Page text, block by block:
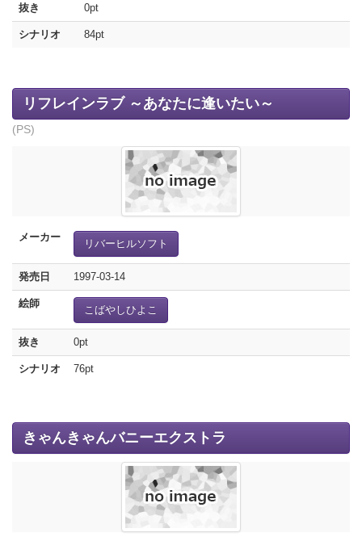
抜き 0pt
シナリオ 84pt
リフレインラブ ～あなたに逢いたい～
(PS)
メーカー
リバーヒルソフト
発売日 1997-03-14
絵師
こばやしひよこ
抜き 0pt
シナリオ 76pt
きゃんきゃんバニーエクストラ